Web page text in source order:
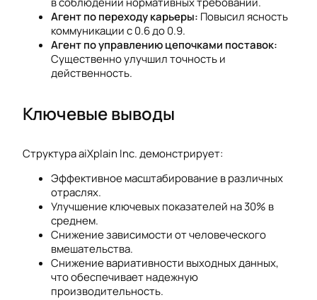
Агент по переходу карьеры: Повысил ясность
коммуникации с 0.6 до 0.9.
Агент по управлению цепочками поставок:
Существенно улучшил точность и
действенность.
Ключевые выводы
Структура aiXplain Inc. демонстрирует:
Эффективное масштабирование в различных
отраслях.
Улучшение ключевых показателей на 30% в
среднем.
Снижение зависимости от человеческого
вмешательства.
Снижение вариативности выходных данных,
что обеспечивает надежную
производительность.